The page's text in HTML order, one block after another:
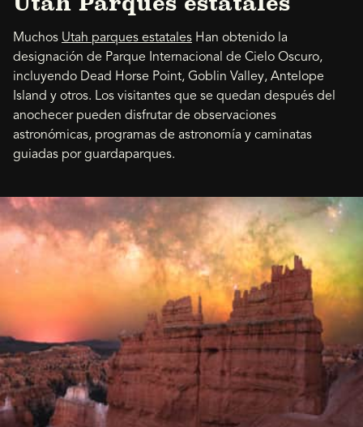
Muchos Utah parques estatales Han obtenido la
designación de Parque Internacional de Cielo Oscuro,
incluyendo Dead Horse Point, Goblin Valley, Antelope
Island y otros. Los visitantes que se quedan después del
anochecer pueden disfrutar de observaciones
astronómicas, programas de astronomía y caminatas
guiadas por guardaparques.